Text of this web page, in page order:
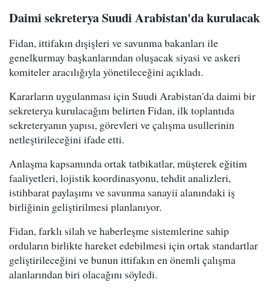
Daimi sekreterya Suudi Arabistan'da kurulacak
Fidan, ittifakın dışişleri ve savunma bakanları ile
genelkurmay başkanlarından oluşacak siyasi ve askeri
komiteler aracılığıyla yönetileceğini açıkladı.
Kararların uygulanması için Suudi Arabistan'da daimi bir
sekreterya kurulacağını belirten Fidan, ilk toplantıda
sekreteryanın yapısı, görevleri ve çalışma usullerinin
netleştirileceğini ifade etti.
Anlaşma kapsamında ortak tatbikatlar, müşterek eğitim
faaliyetleri, lojistik koordinasyonu, tehdit analizleri,
istihbarat paylaşımı ve savunma sanayii alanındaki iş
birliğinin geliştirilmesi planlanıyor.
Fidan, farklı silah ve haberleşme sistemlerine sahip
orduların birlikte hareket edebilmesi için ortak standartlar
geliştirileceğini ve bunun ittifakın en önemli çalışma
alanlarından biri olacağını söyledi.